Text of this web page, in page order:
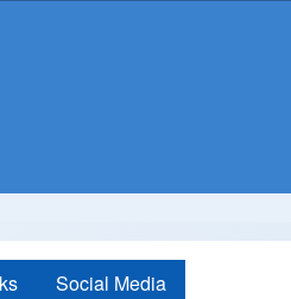
Social Media